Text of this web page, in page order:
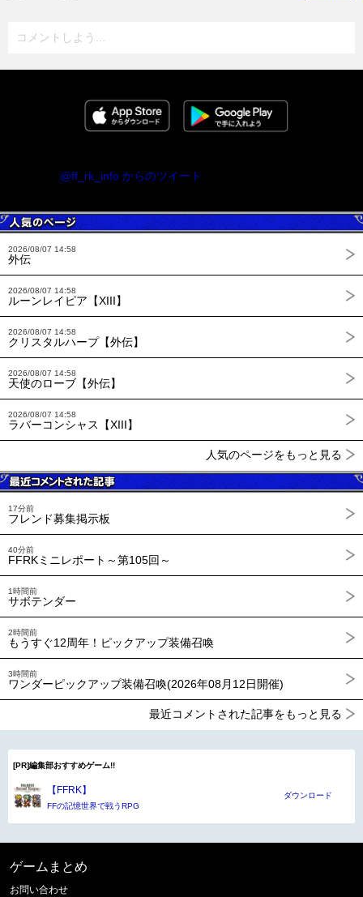
コメントしよう...
@ff_rk_info からのツイート
2026/08/07 14:58
外伝
2026/08/07 14:58
ルーンレイピア【XIII】
2026/08/07 14:58
クリスタルハープ【外伝】
2026/08/07 14:58
天使のローブ【外伝】
2026/08/07 14:58
ラバーコンシャス【XIII】
人気のページをもっと見る
17分前
フレンド募集掲示板
40分前
FFRKミニレポート～第105回～
1時間前
サボテンダー
2時間前
もうすぐ12周年！ピックアップ装備召喚
3時間前
ワンダーピックアップ装備召喚(2026年08月12日開催)
最近コメントされた記事をもっと見る
[PR]編集部おすすめゲーム!!
【FFRK】
FFの記憶世界で戦うRPG
ダウンロード
ゲームまとめ
お問い合わせ